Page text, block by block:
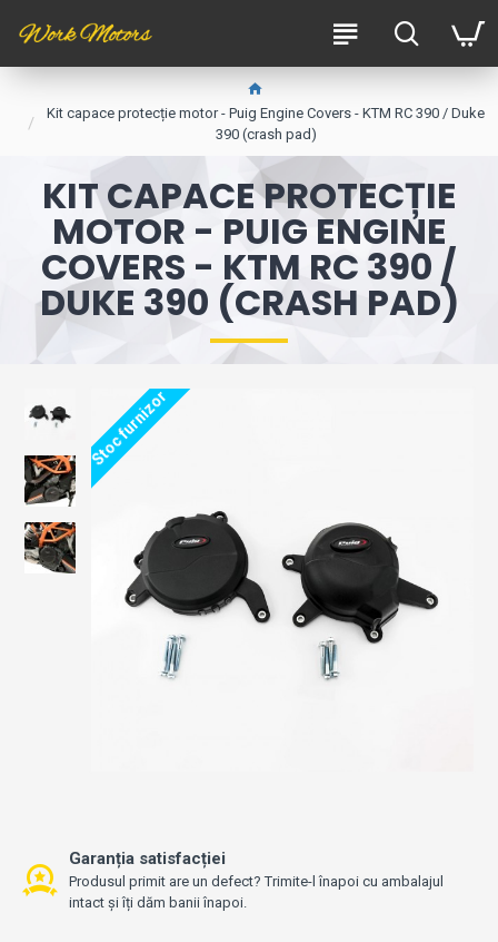
Kit capace protecție motor - Puig Engine Covers - KTM RC 390 / Duke
390 (crash pad)
KIT CAPACE PROTECȚIE
MOTOR - PUIG ENGINE
COVERS - KTM RC 390 /
DUKE 390 (CRASH PAD)
Stoc furnizor
Garanția satisfacției
Produsul primit are un defect? Trimite-l înapoi cu ambalajul
intact și îți dăm banii înapoi.